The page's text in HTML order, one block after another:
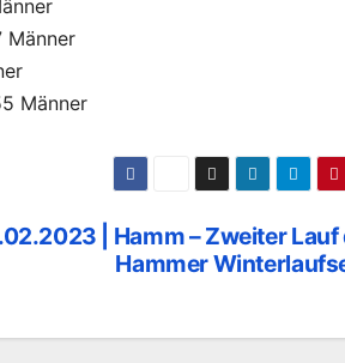
Männer
Männer
| Hamm – Zweiter Lauf
Hammer